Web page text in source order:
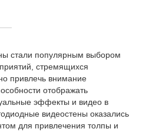
стали популярным выбором
стремящихся
привлечь внимание
отображать
эффекты и видео в
видеостены оказались
для привлечения толпы и